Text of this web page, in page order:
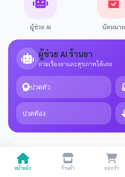
ผู้ช่วย AI นัดหมาย
ผู้ช่วย AI ร้านยา
ถามเรื่องยาและสุขภาพได้เลย
ปวดหัว
ปวดท้อง
เภสัชกรพร้อมให้บริการ
หน้าหลัก ร้านค้า ตะกร้า
00 รายการ